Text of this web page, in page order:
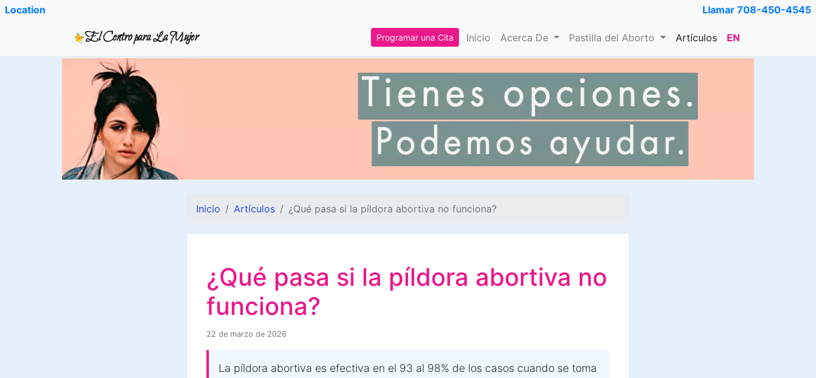
Location Llamar 708-450-4545
El Centro para La Mujer Programar una Cita Inicio Acerca De Pastilla del Aborto Artículos EN
Inicio Artículos ¿Qué pasa si la píldora abortiva no funciona?
¿Qué pasa si la píldora abortiva no
funciona?
22 de marzo de 2026
La píldora abortiva es efectiva en el 93 al 98% de los casos cuando se toma